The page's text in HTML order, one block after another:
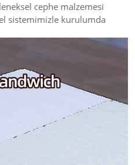
cephe malzemesi
sistemimizle kurulumda
sandviç paneller
dostu cephe..."